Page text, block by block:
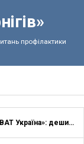
профілактики
дешифровка диверсії та спроба приватизації патріотизму